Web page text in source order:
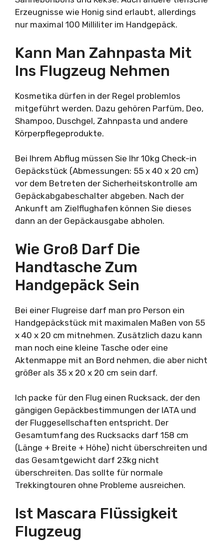
Erzeugnisse wie Honig sind erlaubt, allerdings
nur maximal 100 Milliliter im Handgepäck.
Kann Man Zahnpasta Mit
Ins Flugzeug Nehmen
Kosmetika dürfen in der Regel problemlos
mitgeführt werden. Dazu gehören Parfüm, Deo,
Shampoo, Duschgel, Zahnpasta und andere
Körperpflegeprodukte.
Bei Ihrem Abflug müssen Sie Ihr 10kg Check-in
Gepäckstück (Abmessungen: 55 x 40 x 20 cm)
vor dem Betreten der Sicherheitskontrolle am
Gepäckabgabeschalter abgeben. Nach der
Ankunft am Zielflughafen können Sie dieses
dann an der Gepäckausgabe abholen.
Wie Groß Darf Die
Handtasche Zum
Handgepäck Sein
Bei einer Flugreise darf man pro Person ein
Handgepäckstück mit maximalen Maßen von 55
x 40 x 20 cm mitnehmen. Zusätzlich dazu kann
man noch eine kleine Tasche oder eine
Aktenmappe mit an Bord nehmen, die aber nicht
größer als 35 x 20 x 20 cm sein darf.
Ich packe für den Flug einen Rucksack, der den
gängigen Gepäckbestimmungen der IATA und
der Fluggesellschaften entspricht. Der
Gesamtumfang des Rucksacks darf 158 cm
(Länge + Breite + Höhe) nicht überschreiten und
das Gesamtgewicht darf 23kg nicht
überschreiten. Das sollte für normale
Trekkingtouren ohne Probleme ausreichen.
Ist Mascara Flüssigkeit
Flugzeug